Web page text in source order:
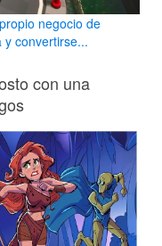
negocio de
convertirse...
con una